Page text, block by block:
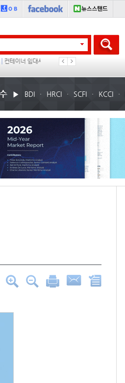
컨테이너 임대사 석도
BDI HRCI SCFI KCCI